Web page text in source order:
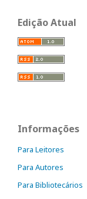
Edição Atual
Informações
Para Leitores
Para Autores
Para Bibliotecários